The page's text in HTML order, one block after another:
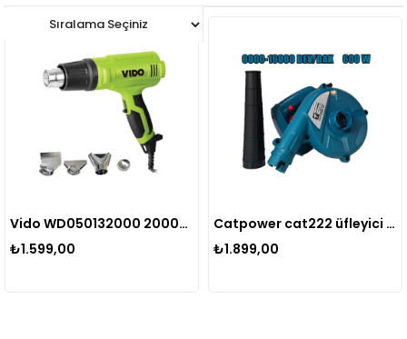
Vido WD050132000 2000W Sıcak Hava Tabancası
₺1.599,00
Catpower cat222 üfleyici körük 600W
₺1.899,00